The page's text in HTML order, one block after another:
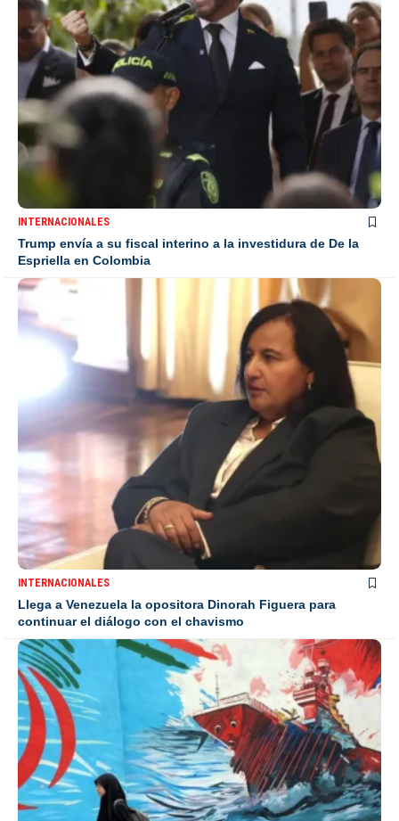
INTERNACIONALES
Trump envía a su fiscal interino a la investidura de De la
Espriella en Colombia
INTERNACIONALES
Llega a Venezuela la opositora Dinorah Figuera para
continuar el diálogo con el chavismo